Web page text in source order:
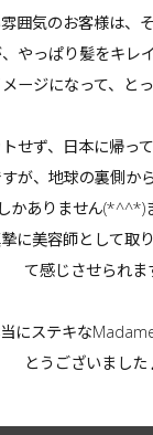
囲気のお客様は、
やっぱり髪をキレ
ージになって、と
せず、日本に帰っ
が、地球の裏側か
かありません(*^^*)
に美容師として取
て感じさせられま
にステキな
とうございまし